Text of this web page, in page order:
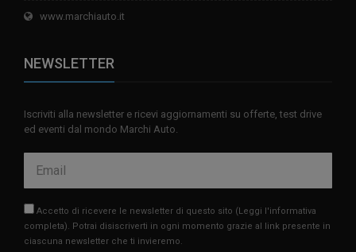
www.marchiauto.it
NEWSLETTER
Iscriviti alla newsletter e ricevi aggiornamenti su offerte, test drive
ed eventi dal mondo Marchi Auto.
Accetto di ricevere le newsletter di questo sito (Leggi l'informativa
completa). Potrai disiscriverti in ogni momento grazie al link presente in
ciascuna newsletter che ti invieremo.